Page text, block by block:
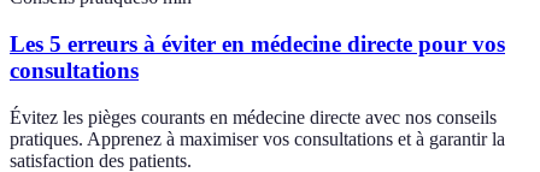
Les 5 erreurs à éviter en médecine directe pour vos
consultations
Évitez les pièges courants en médecine directe avec nos conseils
pratiques. Apprenez à maximiser vos consultations et à garantir la
satisfaction des patients.